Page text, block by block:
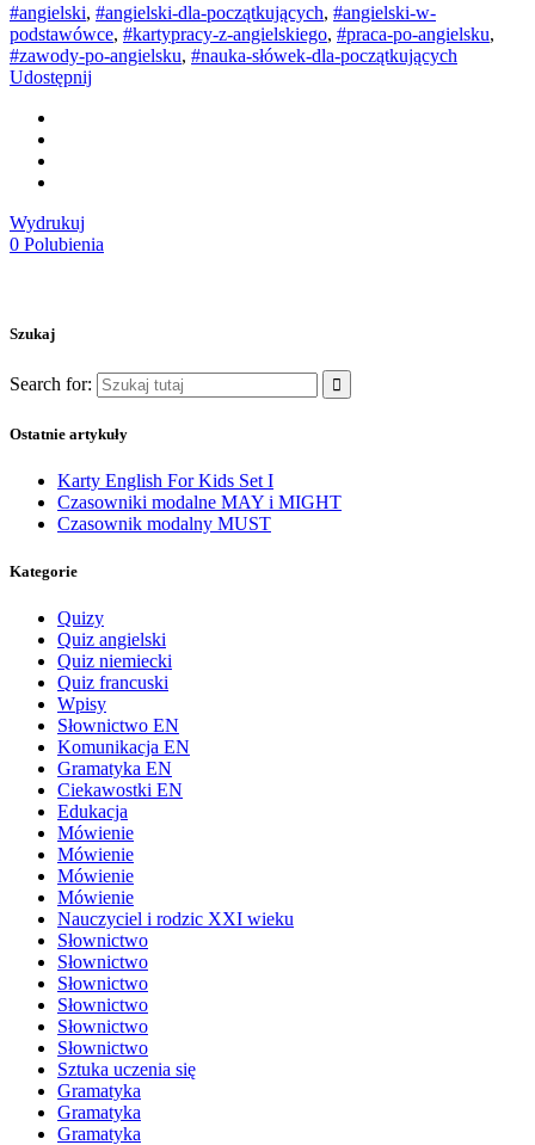
#angielski, #angielski-dla-początkujących, #angielski-w-
podstawówce, #kartypracy-z-angielskiego, #praca-po-angielsku,
#zawody-po-angielsku, #nauka-słówek-dla-początkujących
Udostępnij
Wydrukuj
0 Polubienia
Szukaj
Search for:
Ostatnie artykuły
Karty English For Kids Set I
Czasowniki modalne MAY i MIGHT
Czasownik modalny MUST
Kategorie
Quizy
Quiz angielski
Quiz niemiecki
Quiz francuski
Wpisy
Słownictwo EN
Komunikacja EN
Gramatyka EN
Ciekawostki EN
Edukacja
Mówienie
Mówienie
Mówienie
Mówienie
Nauczyciel i rodzic XXI wieku
Słownictwo
Słownictwo
Słownictwo
Słownictwo
Słownictwo
Słownictwo
Sztuka uczenia się
Gramatyka
Gramatyka
Gramatyka